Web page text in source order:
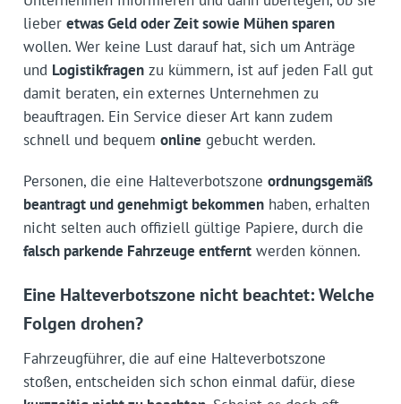
lieber etwas Geld oder Zeit sowie Mühen sparen
wollen. Wer keine Lust darauf hat, sich um Anträge
und Logistikfragenzu kümmern, ist auf jeden Fall gut
damit beraten, ein externes Unternehmen zu
beauftragen. Ein Service dieser Art kann zudem
schnell und bequem online gebucht werden.
Personen, die eine Halteverbotszone ordnungsgemäß
beantragt und genehmigt bekommenhaben, erhalten
nicht selten auch offiziell gültige Papiere, durch die
falsch parkende Fahrzeuge entferntwerden können.
Eine Halteverbotszone nicht beachtet: Welche
Folgen drohen?
Fahrzeugführer, die auf eine Halteverbotszone
stoßen, entscheiden sich schon einmal dafür, diese